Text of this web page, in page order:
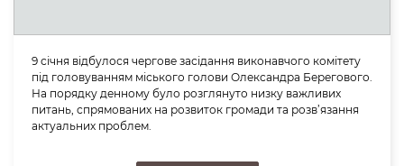
9 січня відбулося чергове засідання виконавчого комітету
під головуванням міського голови Олександра Берегового.
На порядку денному було розглянуто низку важливих
питань, спрямованих на розвиток громади та розв’язання
актуальних проблем.